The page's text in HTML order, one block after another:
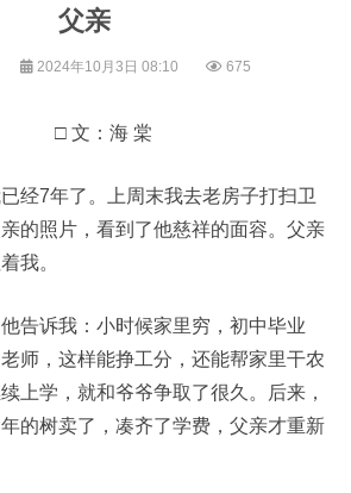
父亲
2024年10月3日 08:10 675
□ 文：海 棠
7年了。上周末我去老房子打扫卫
的照片，看到了他慈祥的面容。父亲
我。
告诉我：小时候家里穷，初中毕业
师，这样能挣工分，还能帮家里干农
上学，就和爷爷争取了很久。后来，
的树卖了，凑齐了学费，父亲才重新